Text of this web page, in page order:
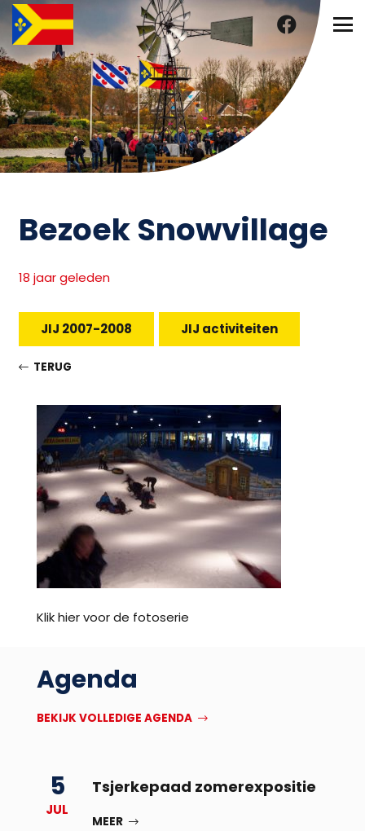
Bezoek Snowvillage
18 jaar geleden
JIJ 2007-2008 JIJ activiteiten
TERUG
Klik hier voor de fotoserie
Agenda
BEKIJK VOLLEDIGE AGENDA
5
JUL
Tsjerkepaad zomerexpositie
MEER